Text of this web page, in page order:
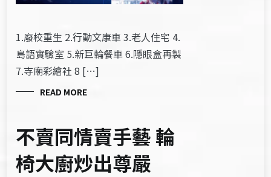
1.廢校重生 2.行動文康車 3.老人住宅 4.
島語實驗室 5.新巨輪餐車 6.隱眼盒再製
7.寺廟彩繪社 8 […]
READ MORE
不賣同情賣手藝 輪
椅大廚炒出尊嚴